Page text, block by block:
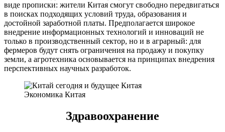
виде прописки: жители Китая смогут свободно передвигаться
в поисках подходящих условий труда, образования и
достойной заработной платы. Предполагается широкое
внедрение информационных технологий и инноваций не
только в производственный сектор, но и в аграрный: для
фермеров будут снять ограничения на продажу и покупку
земли, а агротехника основывается на принципах внедрения
перспективных научных разработок.
Экономика Китая
Здравоохранение